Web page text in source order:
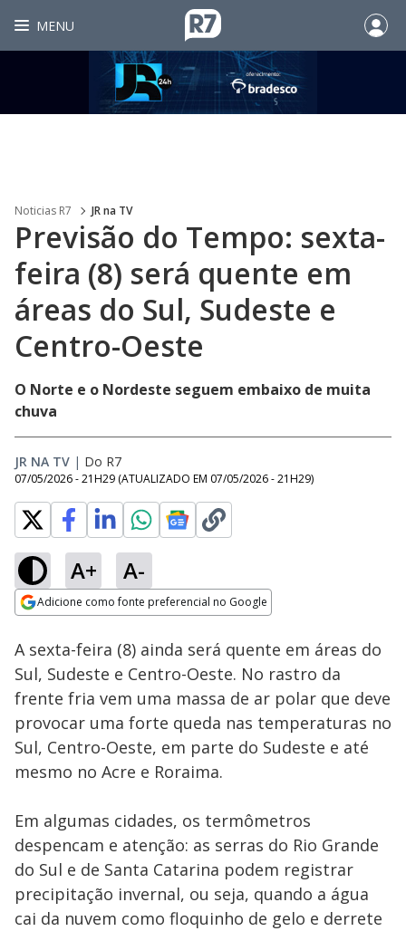
MENU
Noticias R7 JR na TV
Previsão do Tempo: sexta-
feira (8) será quente em
áreas do Sul, Sudeste e
Centro-Oeste
O Norte e o Nordeste seguem embaixo de muita
chuva
JR NA TV | Do R7
07/05/2026 - 21H29 (ATUALIZADO EM 07/05/2026 - 21H29)
A+ A-
Adicione como fonte preferencial no Google
Ativar
Loaded:
43.54%
A sexta-feira (8) ainda será quente em áreas do
Sul, Sudeste e Centro-Oeste. No rastro da
frente fria vem uma massa de ar polar que deve
provocar uma forte queda nas temperaturas no
Sul, Centro-Oeste, em parte do Sudeste e até
mesmo no Acre e Roraima.
Em algumas cidades, os termômetros
despencam e atenção: as serras do Rio Grande
do Sul e de Santa Catarina podem registrar
precipitação invernal, ou seja, quando a água
cai da nuvem como floquinho de gelo e derrete